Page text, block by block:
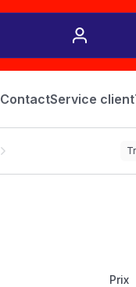
ContactService client
Prix